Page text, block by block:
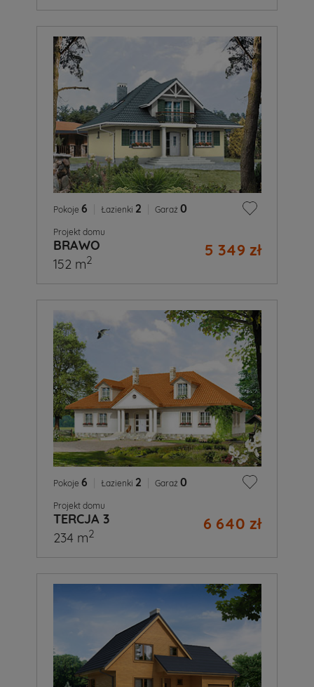
Pokoje 6 Łazienki 2 Garaż 0
Projekt domu
BRAWO 5 349 zł
152 m2
Pokoje 6 Łazienki 2 Garaż 0
Projekt domu
TERCJA 3 6 640 zł
234 m2